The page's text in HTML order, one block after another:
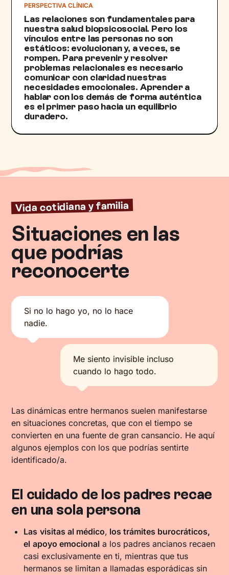
PERSPECTIVA CLÍNICA
Las relaciones son fundamentales para
nuestra salud biopsicosocial. Pero los
vínculos entre las personas no son
estáticos: evolucionan y, a veces, se
rompen. Para prevenir y resolver
problemas relacionales es necesario
comunicar con claridad nuestras
necesidades emocionales. Aprender a
hablar con los demás de forma auténtica
es el primer paso hacia un equilibrio
duradero.
Vida cotidiana y familia
Situaciones en las
que podrías
reconocerte
Si no lo hago yo, no lo hace
nadie.
Me siento invisible incluso
cuando lo hago todo.
Las dinámicas entre hermanos suelen manifestarse
en situaciones concretas, que con el tiempo se
convierten en una fuente de gran cansancio. He aquí
algunos ejemplos con los que podrías sentirte
identificado/a.
El cuidado de los padres recae
en una sola persona
Las visitas al médico, los trámites burocráticos,
el apoyo emocional a los padres ancianos recaen
casi exclusivamente en ti, mientras que tus
hermanos se limitan a llamadas esporádicas sin